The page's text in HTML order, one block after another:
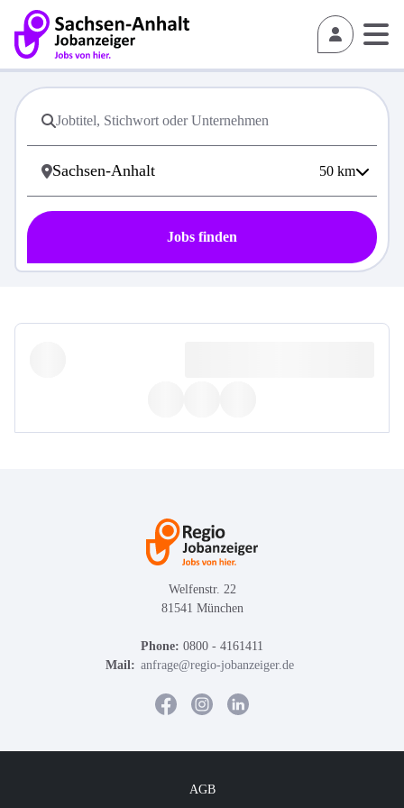
50 km
Jobs finden
Welfenstr. 22
81541 München
Phone: 0800 - 4161411
Mail: anfrage@regio-jobanzeiger.de
AGB